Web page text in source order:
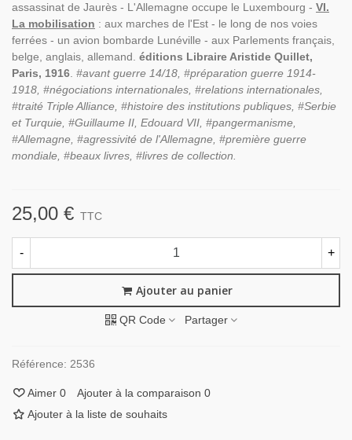
assassinat de Jaurès - L'Allemagne occupe le Luxembourg - VI.
La mobilisation : aux marches de l'Est - le long de nos voies
ferrées - un avion bombarde Lunéville - aux Parlements français,
belge, anglais, allemand. éditions Libraire Aristide Quillet,
Paris, 1916 #avant guerre 14/18, #préparation guerre 1914-
1918, #négociations internationales, #relations internationales,
#traité Triple Alliance, #histoire des institutions publiques, #Serbie
et Turquie, #Guillaume II, Edouard VII, #pangermanisme,
#Allemagne, #agressivité de l'Allemagne, #première guerre
mondiale, #beaux livres, #livres de collection.
25,00 € TTC
- +
Ajouter au panier
QR Code Partager
Référence: 2536
Aimer 0 Ajouter à la comparaison 0
Ajouter à la liste de souhaits